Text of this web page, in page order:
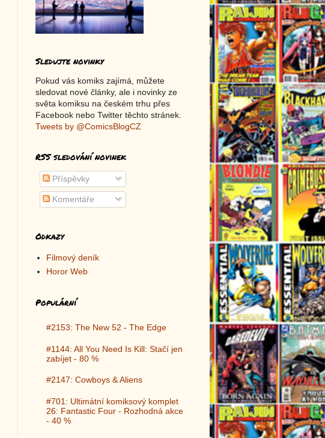
Sledujte novinky
Pokud vás komiks zajímá, můžete
sledovat nové články, ale i novinky ze
světa komiksu na českém trhu přes
Facebook nebo Twitter těchto stránek.
Tweets by @ComicsBlogCZ
RSS sledování novinek
Příspěvky
Komentáře
Odkazy
Filmový deník
Horor Web
Populární
#2153: The New 52 - The Edge
#1144: All You Need Is Kill: Stačí jen
zabíjet - 80 %
#2147: Cowboys & Aliens
#701: Ultimátní komiksový komplet
26: Fantastic Four - Rozhodná akce
- 40 %